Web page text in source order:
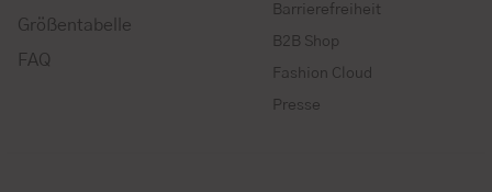
Größentabelle
FAQ
Barrierefreiheit
B2B Shop
Fashion Cloud
Presse